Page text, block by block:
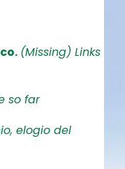
(Missing) Links
so far
elogio del